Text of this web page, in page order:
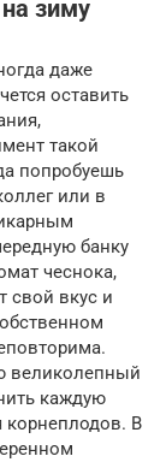
зиму
даже
оставить
такой
попробуешь
или в
банку
чеснока,
свой вкус и
великолепный
каждую
В